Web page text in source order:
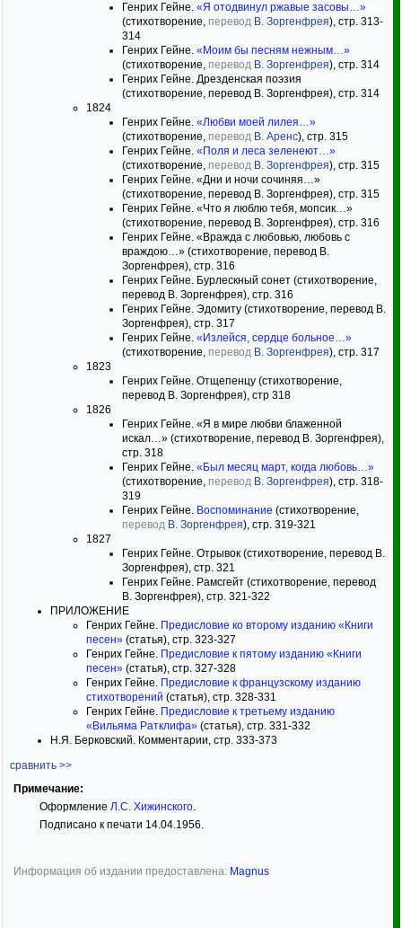
Генрих Гейне. «Я отодвинул ржавые засовы…»
(стихотворение, перевод В. Зоргенфрея), стр. 313-
314
Генрих Гейне. «Моим бы песням нежным…»
(стихотворение, перевод В. Зоргенфрея), стр. 314
Генрих Гейне. Дрезденская поэзия
(стихотворение, перевод В. Зоргенфрея), стр. 314
1824
Генрих Гейне. «Любви моей лилея…»
(стихотворение, перевод В. Аренс), стр. 315
Генрих Гейне. «Поля и леса зеленеют…»
(стихотворение, перевод В. Зоргенфрея), стр. 315
Генрих Гейне. «Дни и ночи сочиняя…»
(стихотворение, перевод В. Зоргенфрея), стр. 315
Генрих Гейне. «Что я люблю тебя, мопсик…»
(стихотворение, перевод В. Зоргенфрея), стр. 316
Генрих Гейне. «Вражда с любовью, любовь с
враждою…» (стихотворение, перевод В.
Зоргенфрея), стр. 316
Генрих Гейне. Бурлескный сонет (стихотворение,
перевод В. Зоргенфрея), стр. 316
Генрих Гейне. Эдомиту (стихотворение, перевод В.
Зоргенфрея), стр. 317
Генрих Гейне. «Излейся, сердце больное…»
(стихотворение, перевод В. Зоргенфрея), стр. 317
1823
Генрих Гейне. Отщепенцу (стихотворение,
перевод В. Зоргенфрея), стр 318
1826
Генрих Гейне. «Я в мире любви блаженной
искал…» (стихотворение, перевод В. Зоргенфрея),
стр. 318
Генрих Гейне. «Был месяц март, когда любовь…»
(стихотворение, перевод В. Зоргенфрея), стр. 318-
319
Генрих Гейне. Воспоминание (стихотворение,
перевод В. Зоргенфрея), стр. 319-321
1827
Генрих Гейне. Отрывок (стихотворение, перевод В.
Зоргенфрея), стр. 321
Генрих Гейне. Рамсгейт (стихотворение, перевод
В. Зоргенфрея), стр. 321-322
ПРИЛОЖЕНИЕ
Генрих Гейне. Предисловие ко второму изданию «Книги
песен» (статья), стр. 323-327
Генрих Гейне. Предисловие к пятому изданию «Книги
песен» (статья), стр. 327-328
Генрих Гейне. Предисловие к французскому изданию
стихотворений (статья), стр. 328-331
Генрих Гейне. Предисловие к третьему изданию
«Вильяма Ратклифа» (статья), стр. 331-332
Н.Я. Берковский. Комментарии, стр. 333-373
сравнить >>
Примечание:
Оформление Л.С. Хижинского.
Подписано к печати 14.04.1956.
Информация об издании предоставлена: Magnus